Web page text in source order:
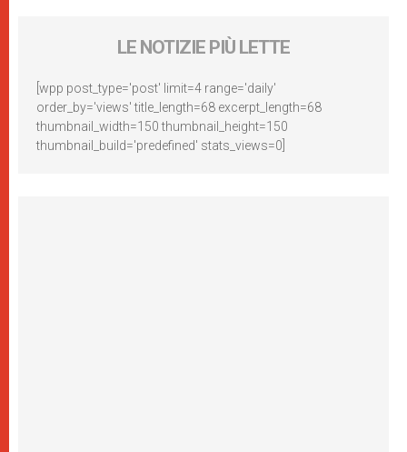
LE NOTIZIE PIÙ LETTE
[wpp post_type='post' limit=4 range='daily'
order_by='views' title_length=68 excerpt_length=68
thumbnail_width=150 thumbnail_height=150
thumbnail_build='predefined' stats_views=0]